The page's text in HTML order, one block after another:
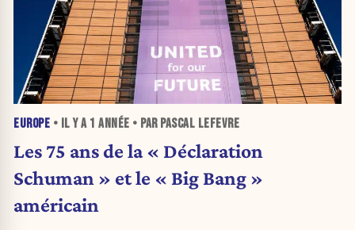
EUROPE • IL Y A 1 ANNÉE • PAR PASCAL LEFEVRE
Les 75 ans de la « Déclaration
Schuman » et le « Big Bang »
américain